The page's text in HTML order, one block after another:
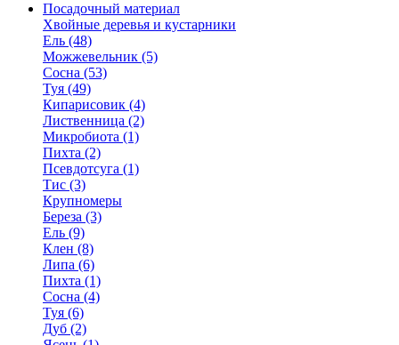
Посадочный материал
Хвойные деревья и кустарники
Ель (48)
Можжевельник (5)
Сосна (53)
Туя (49)
Кипарисовик (4)
Лиственница (2)
Микробиота (1)
Пихта (2)
Псевдотсуга (1)
Тис (3)
Крупномеры
Береза (3)
Ель (9)
Клен (8)
Липа (6)
Пихта (1)
Сосна (4)
Туя (6)
Дуб (2)